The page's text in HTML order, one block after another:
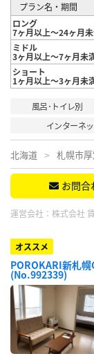
プラン名・期間
ロング
7ヶ月以上～24ヶ月
ミドル
3ヶ月以上～7ヶ月未
ショート
1ヶ月以上～3ヶ月未
風呂･トイレ別
インターネ
北海道 札幌市
お問合
運営会社： 株式会社
オススメ
POROKARI新札
(No.992339)